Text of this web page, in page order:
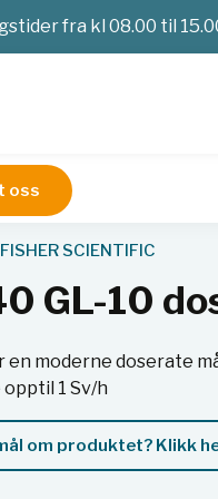
fra kl 08.00 til
oss
SCIENTIFIC
GL-10
en moderne doserate
1 Sv/h
om produktet? Klikk